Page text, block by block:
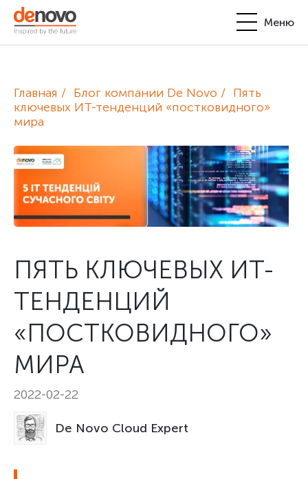
Меню
De Novo
Блог
Контакты
+380-44-200-93-39
Главная Блог компании De Novo
Пять
ключевых ИТ-тенденций «постковидного»
мира
ПЯТЬ КЛЮЧЕВЫХ ИТ-
ТЕНДЕНЦИЙ
«ПОСТКОВИДНОГО»
МИРА
2022-02-22
De Novo Cloud Expert